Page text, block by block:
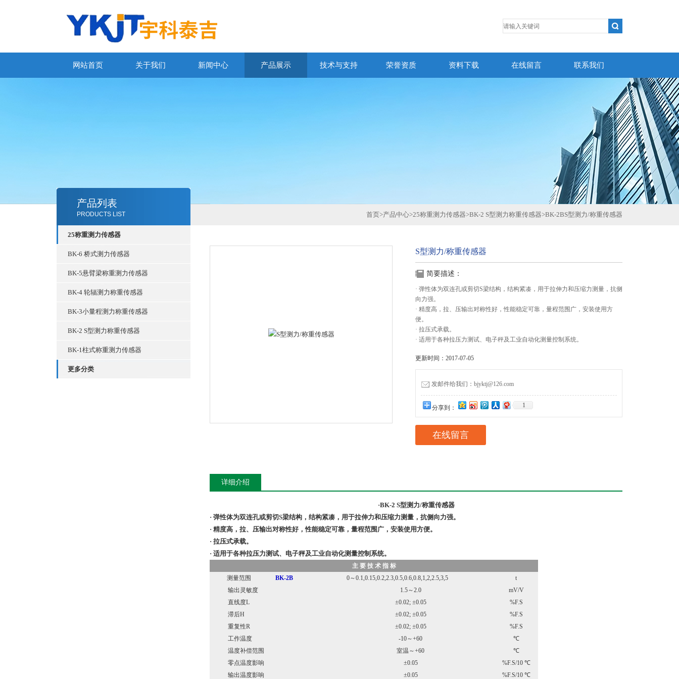
网站首页 关于我们 新闻中心 产品展示 技术与支持 荣誉资质 资料下载 在线留言 联系我们
产品列表
PRODUCTS LIST
25称重测力传感器
BK-6 桥式测力传感器
BK-5悬臂梁称重测力传感器
BK-4 轮辐测力称重传感器
BK-3小量程测力称重传感器
BK-2 S型测力称重传感器
BK-1柱式称重测力传感器
更多分类
首页>产品中心>25称重测力传感器>BK-2 S型测力称重传感器>BK-2BS型测力/称重传感器
S型测力/称重传感器
简要描述：
· 弹性体为双连孔或剪切S梁结构，结构紧凑，用于拉伸力和压缩力测量，抗侧
向力强。
· 精度高，拉、压输出对称性好，性能稳定可靠，量程范围广，安装使用方
便。
· 拉压式承载。
· 适用于各种拉压力测试、电子秤及工业自动化测量控制系统。
更新时间：2017-07-05
发邮件给我们：bjyktj@126.com
分享到： 1
在线留言
详细介绍
·BK-2 S型测力/称重传感器
· 弹性体为双连孔或剪切S梁结构，结构紧凑，用于拉伸力和压缩力测量，抗侧向力强。
· 精度高，拉、压输出对称性好，性能稳定可靠，量程范围广，安装使用方便。
· 拉压式承载。
· 适用于各种拉压力测试、电子秤及工业自动化测量控制系统。
主 要 技 术 指 标
测量范围
BK-2B 0～0.1,0.15,0.2,2.3,0.5,0.6,0.8,1,2,2.5,3,5
t
输出灵敏度
1.5～2.0
mV/V
直线度L
±0.02; ±0.05
%F.S
滞后H
±0.02; ±0.05
%F.S
重复性R
±0.02; ±0.05
%F.S
工作温度
-10～+60
℃
温度补偿范围
室温～+60
℃
零点温度影响
±0.05
%F.S/10 ℃
输出温度影响
±0.05
%F.S/10 ℃